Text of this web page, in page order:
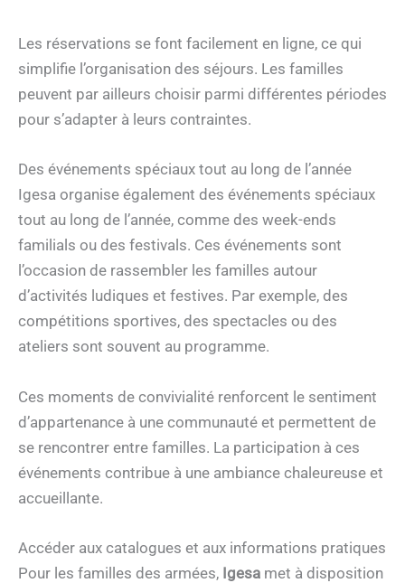
Les réservations se font facilement en ligne, ce qui
simplifie l’organisation des séjours. Les familles
peuvent par ailleurs choisir parmi différentes périodes
pour s’adapter à leurs contraintes.
Des événements spéciaux tout au long de l’année
Igesa organise également des événements spéciaux
tout au long de l’année, comme des week-ends
familials ou des festivals. Ces événements sont
l’occasion de rassembler les familles autour
d’activités ludiques et festives. Par exemple, des
compétitions sportives, des spectacles ou des
ateliers sont souvent au programme.
Ces moments de convivialité renforcent le sentiment
d’appartenance à une communauté et permettent de
se rencontrer entre familles. La participation à ces
événements contribue à une ambiance chaleureuse et
accueillante.
Accéder aux catalogues et aux informations pratiques
Pour les familles des armées, Igesa met à disposition